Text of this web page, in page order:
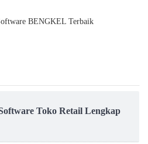
BENGKEL Terbaik
Toko Retail Lengkap